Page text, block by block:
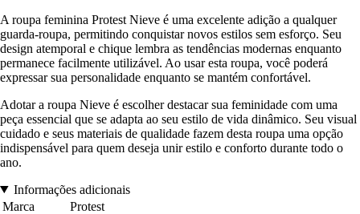
A roupa feminina Protest Nieve é uma excelente adição a qualquer
guarda-roupa, permitindo conquistar novos estilos sem esforço. Seu
design atemporal e chique lembra as tendências modernas enquanto
permanece facilmente utilizável. Ao usar esta roupa, você poderá
expressar sua personalidade enquanto se mantém confortável.
Adotar a roupa Nieve é escolher destacar sua feminidade com uma
peça essencial que se adapta ao seu estilo de vida dinâmico. Seu visual
cuidado e seus materiais de qualidade fazem desta roupa uma opção
indispensável para quem deseja unir estilo e conforto durante todo o
ano.
Informações adicionais
Marca
Protest